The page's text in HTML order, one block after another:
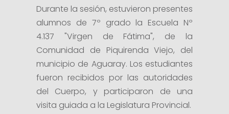
Durante la sesión, estuvieron presentes
alumnos de 7º grado la Escuela Nº
4.137 "Virgen de Fátima", de la
Comunidad de Piquirenda Viejo, del
municipio de Aguaray. Los estudiantes
fueron recibidos por las autoridades
del Cuerpo, y participaron de una
visita guiada a la Legislatura Provincial.